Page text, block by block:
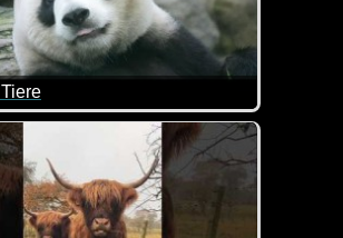
lustigen Aktion sind hier an der